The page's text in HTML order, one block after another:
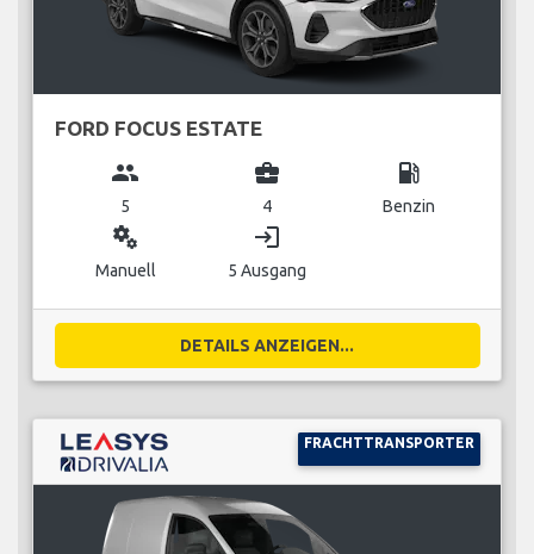
FORD FOCUS ESTATE
group
5
business_center
4
local_gas_station
Benzin
miscellaneous_services
Manuell
login
5 Ausgang
DETAILS ANZEIGEN...
FRACHTTRANSPORTER